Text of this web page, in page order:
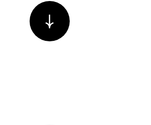
Voir plus/moins